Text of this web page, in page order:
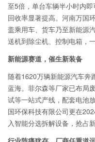
至5倍，单台车辆半小时内
回收率显著提高。河南万国
盖乘用车、货车乃至新能源
送机到除尘机、控制电箱，一
新能源赛道，催生新装备
随着1620万辆新能源汽车奔
蓝海。菲尔森等厂家已布局
试等一站式产线，配套电池
国环保科技有限公司更在
入智能分选拆解设备，抢占